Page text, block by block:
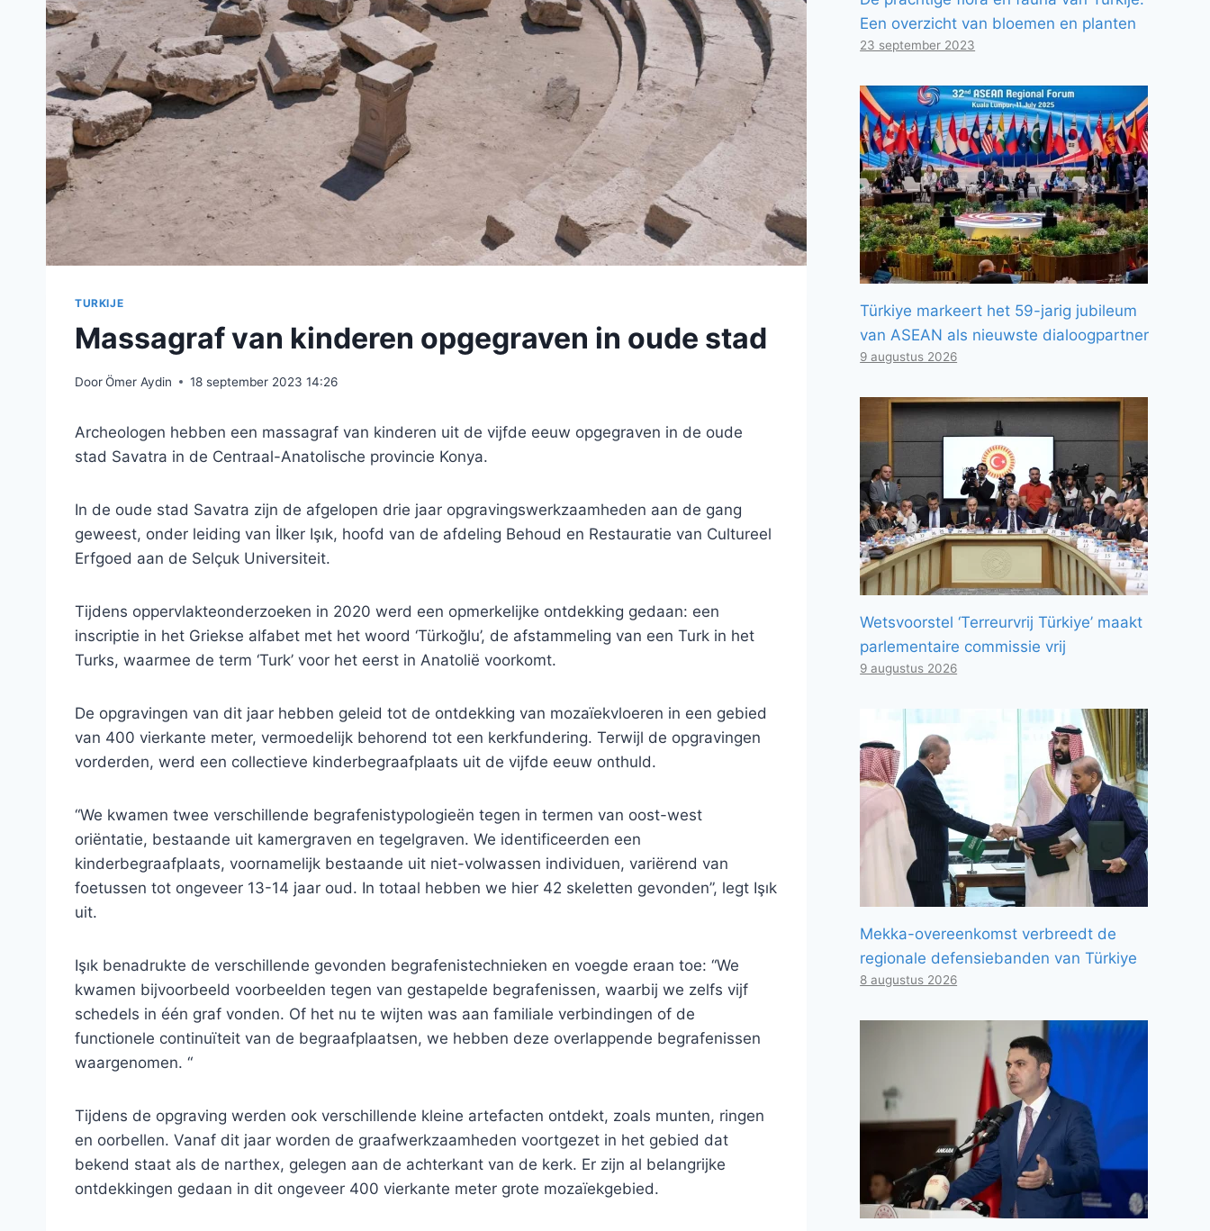
TURKIJE
Massagraf van kinderen opgegraven in oude stad
DoorÖmer Aydin 18 september 2023 14:26
Archeologen hebben een massagraf van kinderen uit de vijfde eeuw opgegraven in de oude
stad Savatra in de Centraal-Anatolische provincie Konya.
In de oude stad Savatra zijn de afgelopen drie jaar opgravingswerkzaamheden aan de gang
geweest, onder leiding van İlker Işık, hoofd van de afdeling Behoud en Restauratie van Cultureel
Erfgoed aan de Selçuk Universiteit.
Tijdens oppervlakteonderzoeken in 2020 werd een opmerkelijke ontdekking gedaan: een
inscriptie in het Griekse alfabet met het woord ‘Türkoğlu’, de afstammeling van een Turk in het
Turks, waarmee de term ‘Turk’ voor het eerst in Anatolië voorkomt.
De opgravingen van dit jaar hebben geleid tot de ontdekking van mozaïekvloeren in een gebied
van 400 vierkante meter, vermoedelijk behorend tot een kerkfundering. Terwijl de opgravingen
vorderden, werd een collectieve kinderbegraafplaats uit de vijfde eeuw onthuld.
“We kwamen twee verschillende begrafenistypologieën tegen in termen van oost-west
oriëntatie, bestaande uit kamergraven en tegelgraven. We identificeerden een
kinderbegraafplaats, voornamelijk bestaande uit niet-volwassen individuen, variërend van
foetussen tot ongeveer 13-14 jaar oud. In totaal hebben we hier 42 skeletten gevonden”, legt Işık
uit.
Işık benadrukte de verschillende gevonden begrafenistechnieken en voegde eraan toe: “We
kwamen bijvoorbeeld voorbeelden tegen van gestapelde begrafenissen, waarbij we zelfs vijf
schedels in één graf vonden. Of het nu te wijten was aan familiale verbindingen of de
functionele continuïteit van de begraafplaatsen, we hebben deze overlappende begrafenissen
waargenomen. “
Tijdens de opgraving werden ook verschillende kleine artefacten ontdekt, zoals munten, ringen
en oorbellen. Vanaf dit jaar worden de graafwerkzaamheden voortgezet in het gebied dat
bekend staat als de narthex, gelegen aan de achterkant van de kerk. Er zijn al belangrijke
ontdekkingen gedaan in dit ongeveer 400 vierkante meter grote mozaïekgebied.
Een overzicht van bloemen en planten
23 september 2023
Türkiye markeert het 59-jarig jubileum
van ASEAN als nieuwste dialoogpartner
9 augustus 2026
Wetsvoorstel ‘Terreurvrij Türkiye’ maakt
parlementaire commissie vrij
9 augustus 2026
Mekka-overeenkomst verbreedt de
regionale defensiebanden van Türkiye
8 augustus 2026